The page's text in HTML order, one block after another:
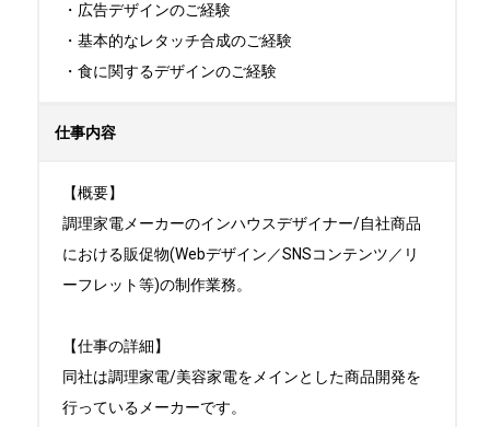
・広告デザインのご経験
・基本的なレタッチ合成のご経験
・食に関するデザインのご経験
仕事内容
【概要】
調理家電メーカーのインハウスデザイナー/自社商品
における販促物(Webデザイン／SNSコンテンツ／リ
ーフレット等)の制作業務。
【仕事の詳細】
同社は調理家電/美容家電をメインとした商品開発を
行っているメーカーです。